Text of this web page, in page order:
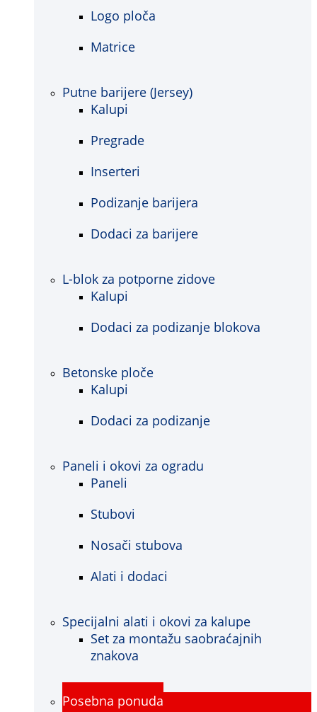
Logo ploča
Matrice
Putne barijere (Jersey)
Kalupi
Pregrade
Inserteri
Podizanje barijera
Dodaci za barijere
L-blok za potporne zidove
Kalupi
Dodaci za podizanje blokova
Betonske ploče
Kalupi
Dodaci za podizanje
Paneli i okovi za ogradu
Paneli
Stubovi
Nosači stubova
Alati i dodaci
Specijalni alati i okovi za kalupe
Set za montažu saobraćajnih
znakova
Posebna ponuda